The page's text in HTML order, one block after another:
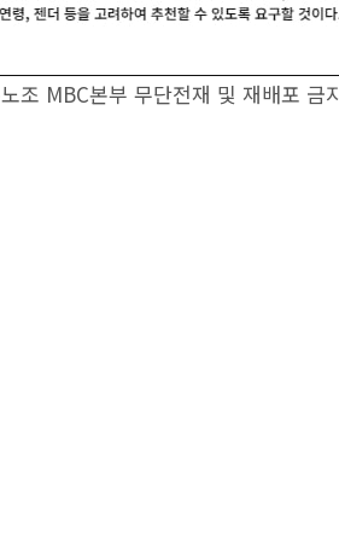
조 MBC본부 무단전재 및 재배포 금